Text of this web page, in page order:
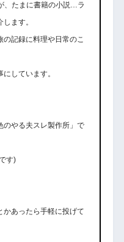
、たまに書籍の小説…ラ
ます。
記録に料理や日常のこ
しています。
のやる夫スレ製作所」で
す)
かあったら手軽に投げて